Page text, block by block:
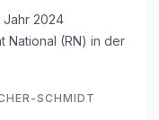
Jahr 2024
National (RN) in der
SCHMIDT